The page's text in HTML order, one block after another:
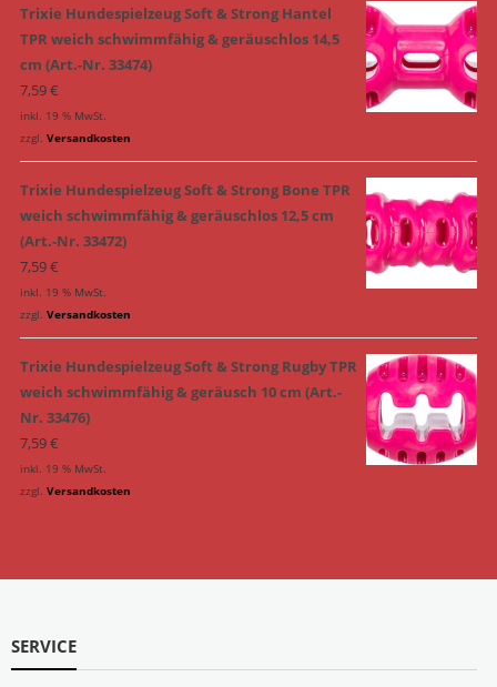
Trixie Hundespielzeug Soft & Strong Hantel
TPR weich schwimmfähig & geräuschlos 14,5
cm (Art.-Nr. 33474)
7,59€
inkl. 19 % MwSt.
zzgl. Versandkosten
Trixie Hundespielzeug Soft & Strong Bone TPR
weich schwimmfähig & geräuschlos 12,5 cm
(Art.-Nr. 33472)
7,59€
inkl. 19 % MwSt.
zzgl. Versandkosten
Trixie Hundespielzeug Soft & Strong Rugby TPR
weich schwimmfähig & geräusch 10 cm (Art.-
Nr. 33476)
7,59€
inkl. 19 % MwSt.
zzgl. Versandkosten
SERVICE